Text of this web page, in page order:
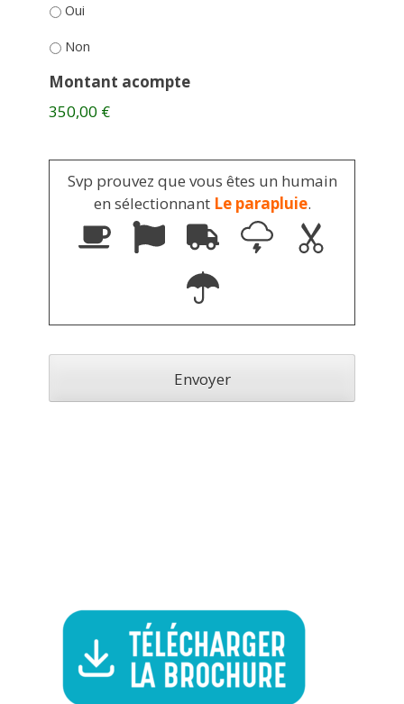
Oui
Non
Montant acompte
350,00 €
Svp prouvez que vous êtes un humain
en sélectionnant Le parapluie.